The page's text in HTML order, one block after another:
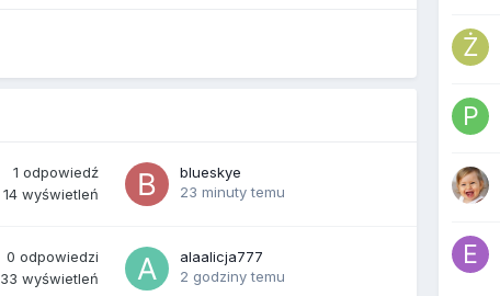
1 odpowiedź
14 wyświetleń
blueskye
23 minuty temu
0 odpowiedzi
33 wyświetleń
alaalicja777
2 godziny temu